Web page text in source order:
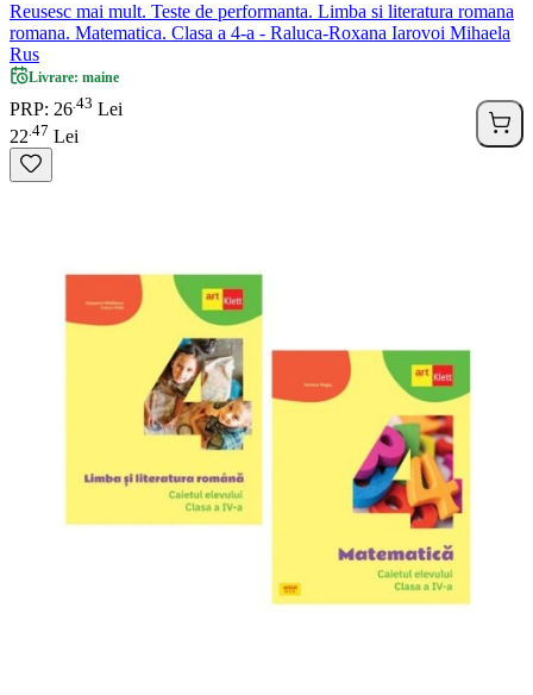
Reusesc mai mult. Teste de performanta. Limba si literatura romana
romana. Matematica. Clasa a 4-a - Raluca-Roxana Iarovoi Mihaela
Rus
Livrare: maine
PRP: 26 43 Lei
22 47 Lei